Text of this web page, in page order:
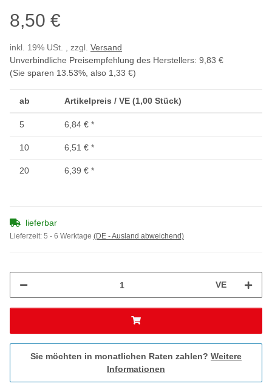
8,50 €
inkl. 19% USt. , zzgl. Versand
Unverbindliche Preisempfehlung des Herstellers: 9,83 €
(Sie sparen 13.53% , also 1,33 €)
ab Artikelpreis / VE (1,00 Stück)
5 6,84 € *
10 6,51 € *
20 6,39 € *
lieferbar
Lieferzeit: 5 - 6 Werktage (DE - Ausland abweichend)
VE
Sie möchten in monatlichen Raten zahlen? Weitere
Informationen